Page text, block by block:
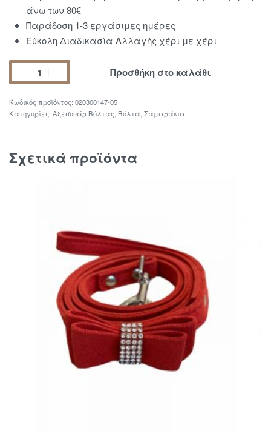
άνω των 80€
Παράδοση 1-3 εργάσιμες ημέρες
Εύκολη Διαδικασία Αλλαγής χέρι με χέρι
Προσθήκη στο καλάθι
020300147-05
Κατηγορίες: Αξεσουάρ Βόλτας, Βόλτα, Σαμαράκια
Σχετικά προϊόντα